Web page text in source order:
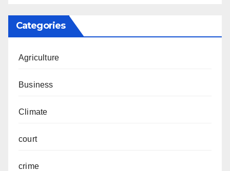
Categories
Agriculture
Business
Climate
court
crime